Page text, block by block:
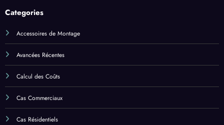
Categories
Accessoires de Montage
Avancées Récentes
Calcul des Coûts
Cas Commerciaux
Cas Résidentiels